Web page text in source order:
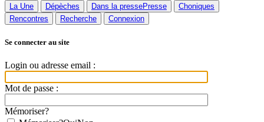
La Une Dépèches Dans la pressePresse
Choniques
Rencontres
Recherche Connexion
Se connecter au site
Login ou adresse email :
Mot de passe :
Mémoriser?